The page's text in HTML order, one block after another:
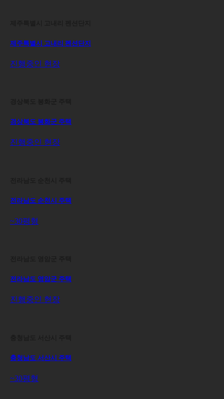
제주특별시 고내리 펜션단지
진행중인 현장
경상북도 봉화군 주택
진행중인 현장
전라남도 순천시 주택
~30평형
전라남도 영암군 주택
진행중인 현장
충청남도 서산시 주택
~30평형